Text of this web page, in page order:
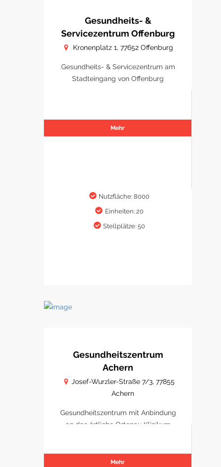
Gesundheits- &
Servicezentrum Offenburg
Kronenplatz 1, 77652 Offenburg
Gesundheits- & Servicezentrum am
Stadteingang von Offenburg
Mehr
Nutzfläche: 8000
Einheiten: 20
Stellplätze: 50
Gesundheitszentrum
Achern
Josef-Wurzler-Straße 7/3, 77855
Achern
Gesundheitszentrum mit Anbindung
an das örtliche Ortenau Klinikum
Mehr